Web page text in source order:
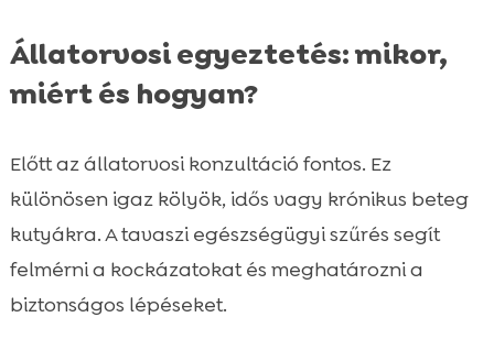
Állatorvosi egyeztetés: mikor,
miért és hogyan?
Előtt az állatorvosi konzultáció fontos. Ez
különösen igaz kölyök, idős vagy krónikus beteg
kutyákra. A tavaszi egészségügyi szűrés segít
felmérni a kockázatokat és meghatározni a
biztonságos lépéseket.